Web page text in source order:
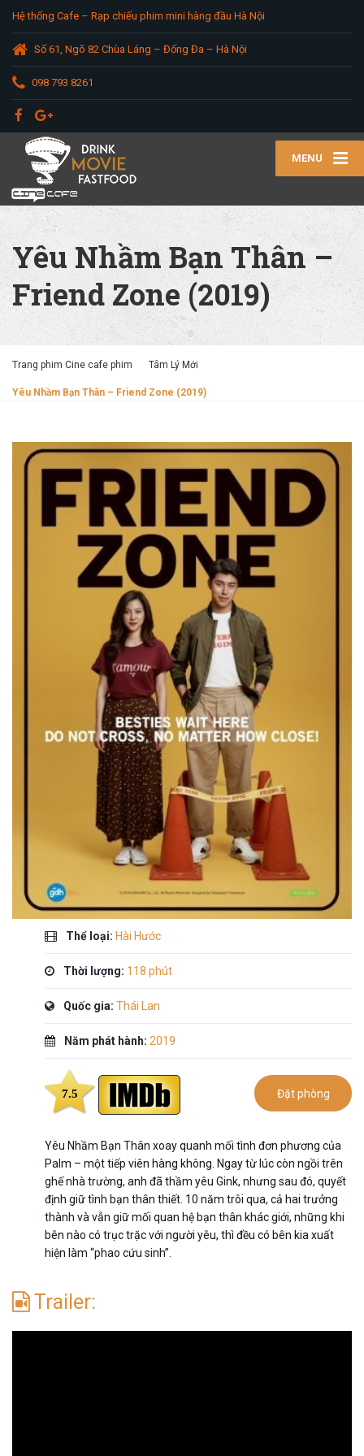
Hệ thống Cafe – Rạp chiếu phim mini hàng đầu Hà Nội
Số 61, Ngõ 82 Chùa Láng – Đống Đa – Hà Nội
098 793 8261
MENU
Yêu Nhầm Bạn Thân –
Friend Zone (2019)
Trang phim Cine cafe phim Tâm Lý Mới
Yêu Nhầm Bạn Thân – Friend Zone (2019)
Thể loại: Hài Hước
Thời lượng: 118 phút
Quốc gia: Thái Lan
Năm phát hành: 2019
7.5 Đặt phòng
Yêu Nhầm Bạn Thân xoay quanh mối tình đơn phương của
Palm – một tiếp viên hàng không. Ngay từ lúc còn ngồi trên
ghế nhà trường, anh đã thầm yêu Gink, nhưng sau đó, quyết
định giữ tình bạn thân thiết. 10 năm trôi qua, cả hai trưởng
thành và vẫn giữ mối quan hệ bạn thân khác giới, những khi
bên nào có trục trặc với người yêu, thì đều có bên kia xuất
hiện làm “phao cứu sinh”.
Trailer: